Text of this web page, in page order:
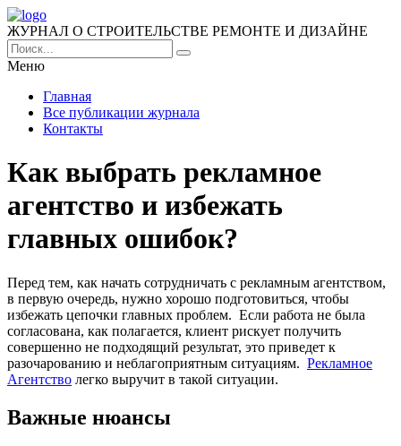
ЖУРНАЛ О СТРОИТЕЛЬСТВЕ РЕМОНТЕ И ДИЗАЙНЕ
Меню
Главная
Все публикации журнала
Контакты
Как выбрать рекламное
агентство и избежать
главных ошибок?
Перед тем, как начать сотрудничать с рекламным агентством,
в первую очередь, нужно хорошо подготовиться, чтобы
избежать цепочки главных проблем. Если работа не была
согласована, как полагается, клиент рискует получить
совершенно не подходящий результат, это приведет к
разочарованию и неблагоприятным ситуациям. Рекламное
Агентство легко выручит в такой ситуации.
Важные нюансы